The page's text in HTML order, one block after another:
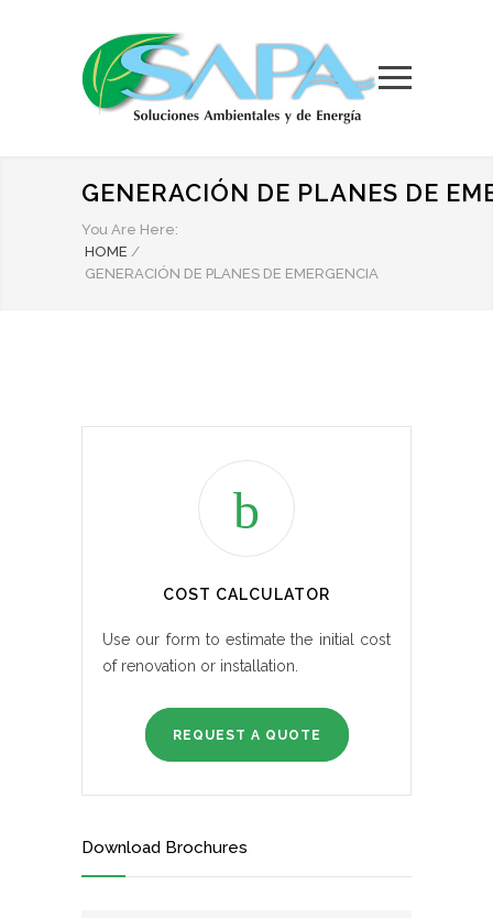
GENERACIÓN DE PLANES DE
You Are Here:
HOME /
GENERACIÓN DE PLANES DE EMERGENCIA
COST CALCULATOR
Use our form to estimate the initial cost
of renovation or installation.
REQUEST A QUOTE
Download Brochures